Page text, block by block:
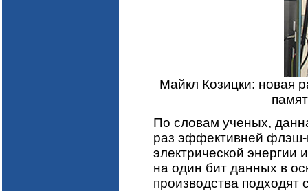
Майкл Козицки: новая
По словам ученых,
раз эффективней флэш-
электрической энергии
на один бит данных в
производства